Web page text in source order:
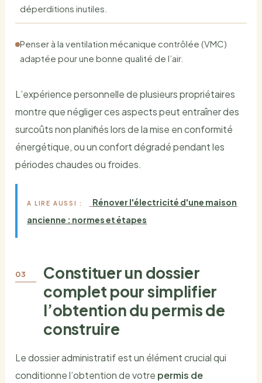
déperditions inutiles.
Penser à la ventilation mécanique contrôlée (VMC)
adaptée pour une bonne qualité de l’air.
L’expérience personnelle de plusieurs propriétaires
montre que négliger ces aspects peut entraîner des
surcoûts non planifiés lors de la mise en conformité
énergétique, ou un confort dégradé pendant les
périodes chaudes ou froides.
A LIRE AUSSI :
Rénover l'électricité d'une maison
ancienne : normes et étapes
Constituer un dossier
complet pour simplifier
l’obtention du permis de
construire
Le dossier administratif est un élément crucial qui
conditionne l’obtention de votre permis de